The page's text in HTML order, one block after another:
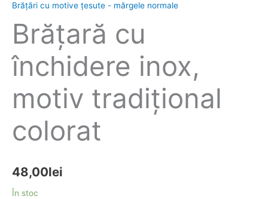
Brăţări cu motive țesute - mărgele normale
Brăţară cu
închidere inox,
motiv tradițional
colorat
48,00lei
În stoc